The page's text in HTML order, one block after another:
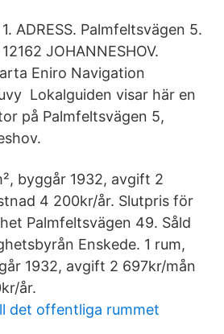
1. ADRESS. Palmfeltsvägen 5.
12162 JOHANNESHOV.
Eniro Navigation
Lokalguiden visar här en
på Palmfeltsvägen 5,
byggår 1932, avgift 2
4 200kr/år. Slutpris för
Palmfeltsvägen 49. Såld
Enskede. 1 rum,
1932, avgift 2 697kr/mån
år.
det offentliga rummet